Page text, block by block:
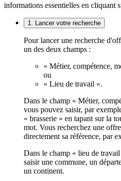
informations essentielles en cliquant
1. Lancer votre recherche
Pour lancer une recherche
un des deux champs :
« Métier, compétence,
ou
« Lieu de travail ».
Dans le champ « Métier,
vous pouvez saisir, par
« brasserie » en tapant sur la
mot. Vous recherchez une
directement sa référence, par
Dans le champ « lieu de
saisir une commune, un
un continent.